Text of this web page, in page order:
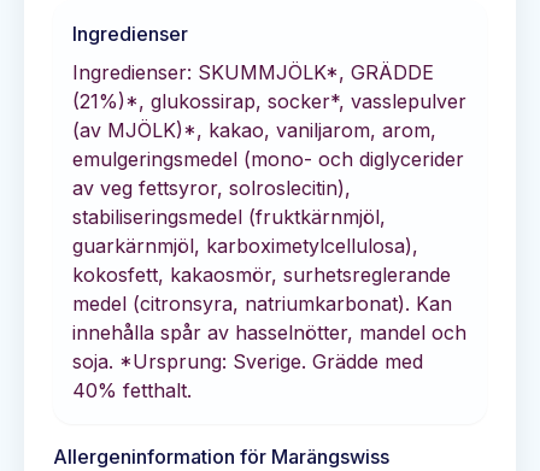
Ingredienser
Ingredienser: SKUMMJÖLK*, GRÄDDE
(21%)*, glukossirap, socker*, vasslepulver
(av MJÖLK)*, kakao, vaniljarom, arom,
emulgeringsmedel (mono- och diglycerider
av veg fettsyror, solroslecitin),
stabiliseringsmedel (fruktkärnmjöl,
guarkärnmjöl, karboximetylcellulosa),
kokosfett, kakaosmör, surhetsreglerande
medel (citronsyra, natriumkarbonat). Kan
innehålla spår av hasselnötter, mandel och
soja. *Ursprung: Sverige. Grädde med
40% fetthalt.
Allergeninformation för Marängswiss